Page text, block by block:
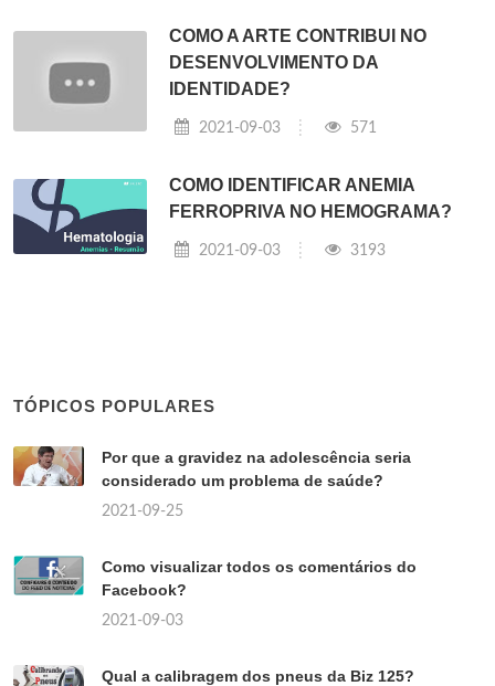
COMO A ARTE CONTRIBUI NO
DESENVOLVIMENTO DA
IDENTIDADE?
2021-09-03 571
COMO IDENTIFICAR ANEMIA
FERROPRIVA NO HEMOGRAMA?
2021-09-03 3193
TÓPICOS POPULARES
Por que a gravidez na adolescência seria
considerado um problema de saúde?
2021-09-25
Como visualizar todos os comentários do
Facebook?
2021-09-03
Qual a calibragem dos pneus da Biz 125?